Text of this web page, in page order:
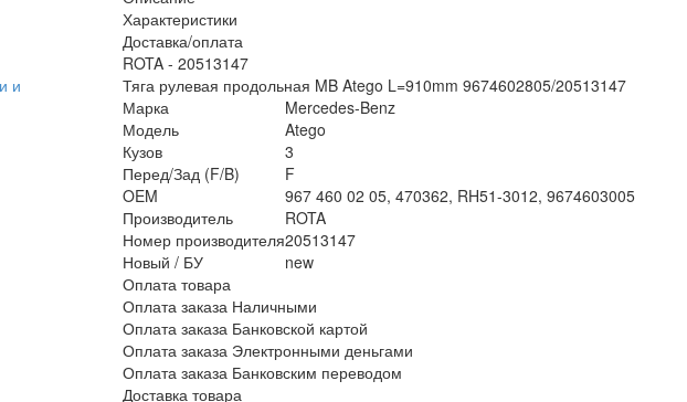
Характеристики
Доставка/оплата
ROTA - 20513147
Тяга рулевая продольная MB Atego L=910mm 9674602805/20513147
Марка
Mercedes-Benz
Модель
Atego
Кузов
3
Перед/Зад (F/B)
F
OEM
967 460 02 05, 470362, RH51-3012, 9674603005
Производитель
ROTA
Номер производителя20513147
Новый / БУ
new
Оплата товара
Оплата заказа Наличными
Оплата заказа Банковской картой
Оплата заказа Электронными деньгами
Оплата заказа Банковским переводом
Доставка товара
и